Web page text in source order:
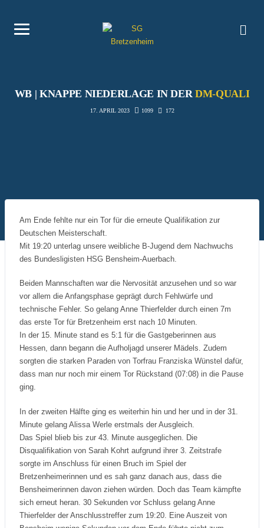
WB | KNAPPE NIEDERLAGE IN DERDM-QUALI
17. APRIL 2023 1099 172
Am Ende fehlte nur ein Tor für die erneute Qualifikation zur
Deutschen Meisterschaft.
Mit 19:20 unterlag unsere weibliche B-Jugend dem Nachwuchs
des Bundesligisten HSG Bensheim-Auerbach.
Beiden Mannschaften war die Nervosität anzusehen und so war
vor allem die Anfangsphase geprägt durch Fehlwürfe und
technische Fehler. So gelang Anne Thierfelder durch einen 7m
das erste Tor für Bretzenheim erst nach 10 Minuten.
In der 15. Minute stand es 5:1 für die Gastgeberinnen aus
Hessen, dann begann die Aufholjagd unserer Mädels. Zudem
sorgten die starken Paraden von Torfrau Franziska Wünstel dafür,
dass man nur noch mir einem Tor Rückstand (07:08) in die Pause
ging.
In der zweiten Hälfte ging es weiterhin hin und her und in der 31.
Minute gelang Alissa Werle erstmals der Ausgleich.
Das Spiel blieb bis zur 43. Minute ausgeglichen. Die
Disqualifikation von Sarah Kohrt aufgrund ihrer 3. Zeitstrafe
sorgte im Anschluss für einen Bruch im Spiel der
Bretzenheimerinnen und es sah ganz danach aus, dass die
Bensheimerinnen davon ziehen würden. Doch das Team kämpfte
sich erneut heran. 30 Sekunden vor Schluss gelang Anne
Thierfelder der Anschlusstreffer zum 19:20. Eine Auszeit von